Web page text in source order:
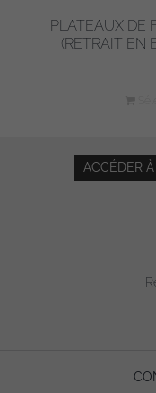
PLATEAUX DE
(RETRAIT EN
ACCÉDER